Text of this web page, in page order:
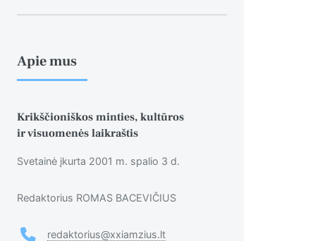
Apie mus
Krikščioniškos minties, kultūros
ir visuomenės laikraštis
Svetainė įkurta 2001 m. spalio 3 d.
Redaktorius ROMAS BACEVIČIUS
redaktorius@xxiamzius.lt